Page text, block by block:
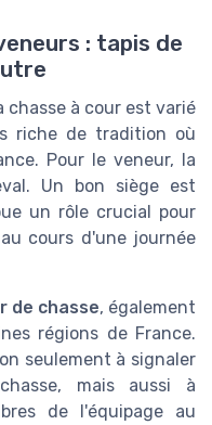
: tapis de
chasse à cour est varié
riche de tradition où
Pour le veneur, la
Un bon siège est
un rôle crucial pour
cours d'une journée
de chasse, également
régions de France.
seulement à signaler
mais aussi à
de l'équipage au